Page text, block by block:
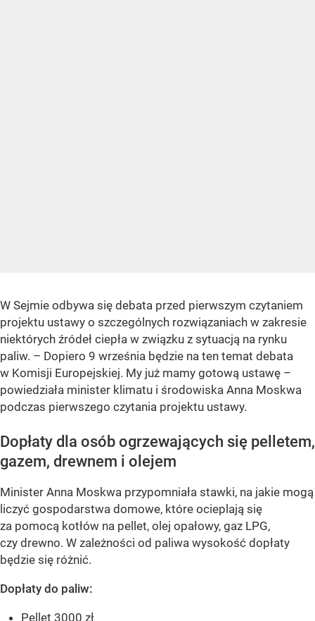
W Sejmie odbywa się debata przed pierwszym czytaniem
projektu ustawy o szczególnych rozwiązaniach w zakresie
niektórych źródeł ciepła w związku z sytuacją na rynku
paliw. – Dopiero 9 września będzie na ten temat debata
w Komisji Europejskiej. My już mamy gotową ustawę –
powiedziała minister klimatu i środowiska Anna Moskwa
podczas pierwszego czytania projektu ustawy.
Dopłaty dla osób ogrzewających się pelletem,
gazem, drewnem i olejem
Minister Anna Moskwa przypomniała stawki, na jakie mogą
liczyć gospodarstwa domowe, które ocieplają się
za pomocą kotłów na pellet, olej opałowy, gaz LPG,
czy drewno. W zależności od paliwa wysokość dopłaty
będzie się różnić.
Dopłaty do paliw:
Pellet 3000 zł